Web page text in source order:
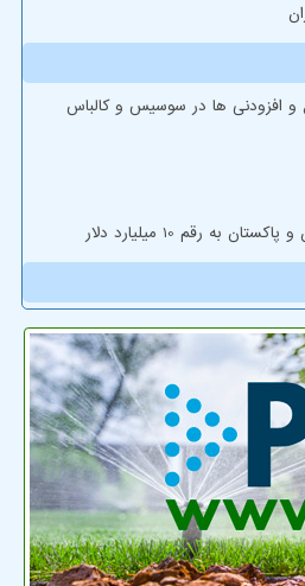
و افزودنی ها در سوسیس و کالباس
رقم 10 میلیارد دلار